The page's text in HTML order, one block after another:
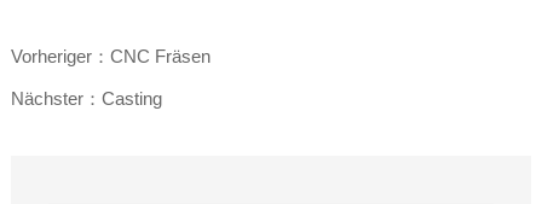
Vorheriger：CNC Fräsen
Nächster：Casting